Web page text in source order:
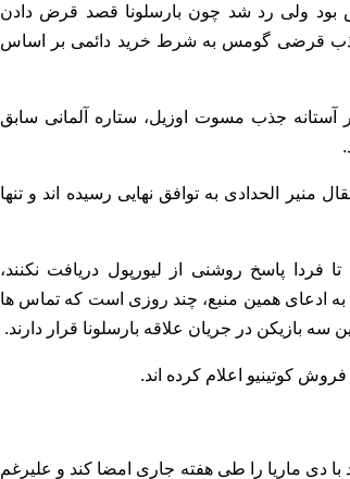
بود ولی رد شد چون بارسلونا قصد قرض دادن
جذب قرضی گومس به شرط خرید دائمی بر اساس
آستانه جذب مسوت اوزیل، ستاره آلمانی سابق
منیر الحدادی به توافق نهایی رسیده اند و تنها
فردا پاسخ روشنی از لیورپول دریافت نکنند،
ادعای همین منبع، چند روزی است که تماس ها
سه بازیکن در جریان علاقه بارسلونا قرار دارند.
کوتینیو اعلام کرده اند.
دی ماریا را طی هفته جاری امضا کند و علیرغم